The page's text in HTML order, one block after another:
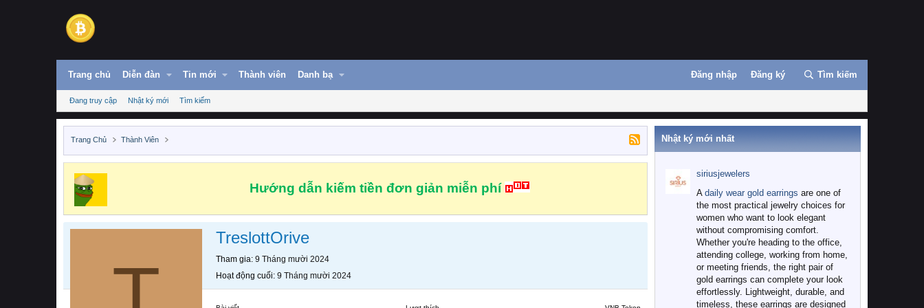
Trang chủ Diễn đàn Tin mới Thành viên Danh bạ Đăng nhập Đăng ký Tìm kiếm
Đang truy cập Nhật ký mới Tìm kiếm
Trang Chủ Thành Viên
Hướng dẫn kiếm tiền đơn giản miễn phí
TreslottOrive
Tham gia 9 Tháng mười 2024
Hoạt động cuối 9 Tháng mười 2024
Nhật ký mới nhất
siriusjewelers
A daily wear gold earrings are one of
the most practical jewelry choices for
women who want to look elegant
without compromising comfort.
Whether you're heading to the office,
attending college, working from home,
or meeting friends, the right pair of
gold earrings can complete your look
effortlessly. Lightweight, durable, and
timeless, these earrings are designed